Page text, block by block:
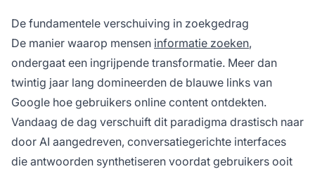
De fundamentele verschuiving in zoekgedrag
De manier waarop mensen informatie zoeken,
ondergaat een ingrijpende transformatie. Meer dan
twintig jaar lang domineerden de blauwe links van
Google hoe gebruikers online content ontdekten.
Vandaag de dag verschuift dit paradigma drastisch naar
door AI aangedreven, conversatiegerichte interfaces
die antwoorden synthetiseren voordat gebruikers ooit